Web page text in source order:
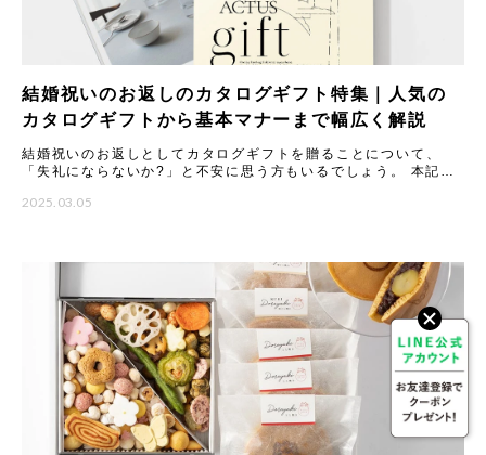
結婚祝いのお返しのカタログギフト特集｜人気の
カタログギフトから基本マナーまで幅広く解説
結婚祝いのお返しとしてカタログギフトを贈ることについて、
「失礼にならないか?」と不安に思う方もいるでしょう。 本記事
ます。
2025.03.05